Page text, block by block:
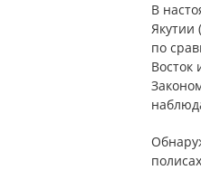
В
Якутии
по
Восток